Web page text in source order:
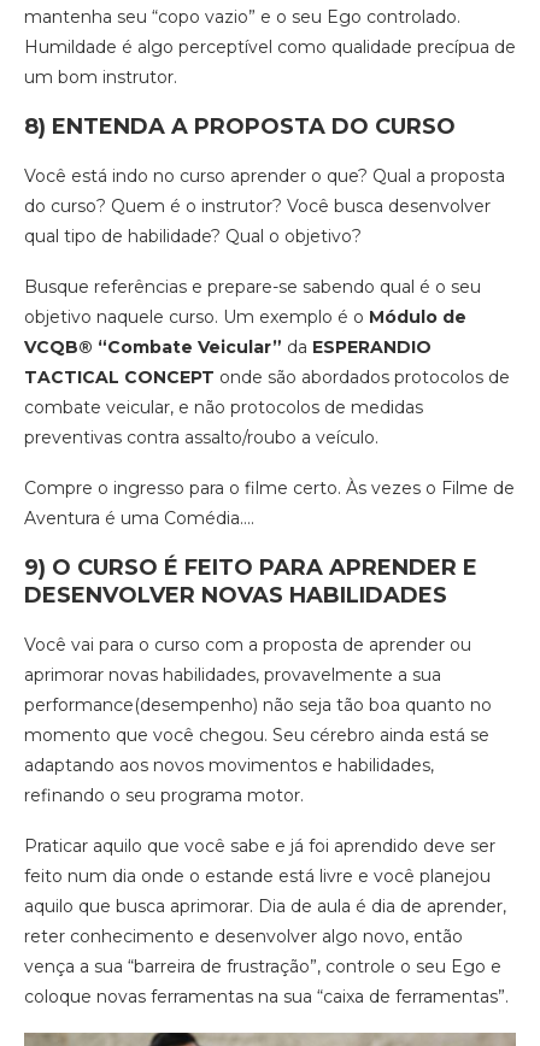
mantenha seu “copo vazio” e o seu Ego controlado.
Humildade é algo perceptível como qualidade precípua de
um bom instrutor.
8) ENTENDA A PROPOSTA DO CURSO
Você está indo no curso aprender o que? Qual a proposta
do curso? Quem é o instrutor? Você busca desenvolver
qual tipo de habilidade? Qual o objetivo?
Busque referências e prepare-se sabendo qual é o seu
objetivo naquele curso. Um exemplo é o Módulo de
VCQB®️ “Combate Veicular” da ESPERANDIO
TACTICAL CONCEPT onde são abordados protocolos de
combate veicular, e não protocolos de medidas
preventivas contra assalto/roubo a veículo.
Compre o ingresso para o filme certo. Às vezes o Filme de
Aventura é uma Comédia….
9) O CURSO É FEITO PARA APRENDER E
DESENVOLVER NOVAS HABILIDADES
Você vai para o curso com a proposta de aprender ou
aprimorar novas habilidades, provavelmente a sua
performance(desempenho) não seja tão boa quanto no
momento que você chegou. Seu cérebro ainda está se
adaptando aos novos movimentos e habilidades,
refinando o seu programa motor.
Praticar aquilo que você sabe e já foi aprendido deve ser
feito num dia onde o estande está livre e você planejou
aquilo que busca aprimorar. Dia de aula é dia de aprender,
reter conhecimento e desenvolver algo novo, então
vença a sua “barreira de frustração”, controle o seu Ego e
coloque novas ferramentas na sua “caixa de ferramentas”.